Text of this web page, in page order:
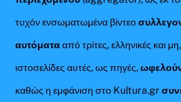
τυχόν ενσωματωμένα βίντεο
αυτόματααπό τρίτες, ελληνικές και
ιστοσελίδες αυτές, ως πηγές,
καθώς η εμφάνιση στο Kultura.gr